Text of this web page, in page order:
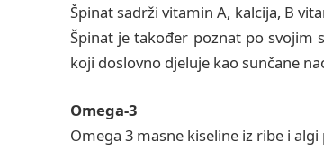
Špinat sadrži vitamin A, kalcija, B
Špinat je također poznat po svojim
koji doslovno djeluje kao sunčane
Omega-3
Omega 3 masne kiseline iz ribe i